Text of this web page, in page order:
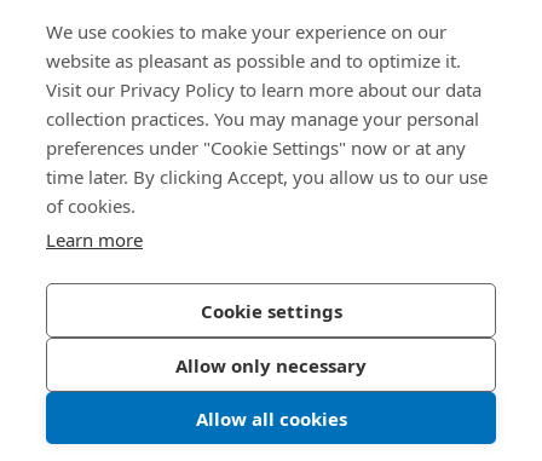
We use cookies to make your experience on our
website as pleasant as possible and to optimize it.
Visit our Privacy Policy to learn more about our data
collection practices. You may manage your personal
preferences under "Cookie Settings" now or at any
time later. By clicking Accept, you allow us to our use
of cookies.
Learn more
Cookie settings
Allow only necessary
Allow all cookies
Om oss
Bossard Norway
Borggata 1
0650 Oslo